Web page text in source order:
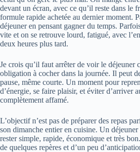
devant un écran, avec ce qu’il reste dans le
formule rapide achetée au dernier moment.
déjeuner en pensant gagner du temps.
vite et on se retrouve lourd, fatigué, avec
deux heures plus tard.
Je crois qu’il faut arrêter de voir le déjeuner
obligation à cocher dans la journée. Il peut
pause, même courte. Un moment pour
d’énergie, se faire plaisir, et éviter d’arriver
complètement affamé.
L’objectif n’est pas de préparer des repas
son dimanche entier en cuisine. Un
rester simple, rapide, économique et très
de quelques repères et d’un peu